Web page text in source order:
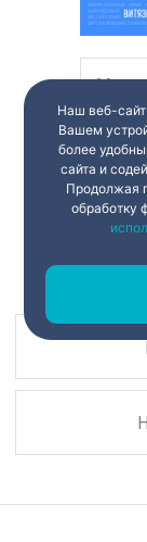
Наш веб-сайт
Вашем
более
сайта и
Продолжая
обработку